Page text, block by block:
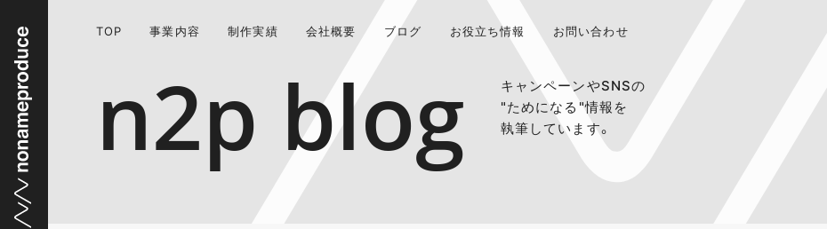
TOP 事業内容 制作実績 会社概要 ブログ お役立ち情報 お問い合わせ
n2p blog
キャンペーンやSNSの
"ためになる"情報を
執筆しています。